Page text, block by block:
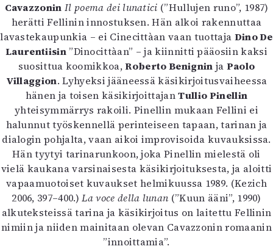
Cavazzonin Il poema dei lunatici (”Hullujen runo”, 1987)
herätti Fellinin innostuksen. Hän alkoi rakennuttaa
lavastekaupunkia – ei Cinecittàan vaan tuottaja Dino De
Laurentiisin”Dinocittàan” – ja kiinnitti pääosiin kaksi
suosittua koomikkoa,Roberto Benignin ja Paolo
Villaggion. Lyhyeksi jääneessä käsikirjoitusvaiheessa
hänen ja toisen käsikirjoittajanTullio Pinellin
yhteisymmärrys rakoili. Pinellin mukaan Fellini ei
halunnut työskennellä perinteiseen tapaan, tarinan ja
dialogin pohjalta, vaan aikoi improvisoida kuvauksissa.
Hän tyytyi tarinarunkoon, joka Pinellin mielestä oli
vielä kaukana varsinaisesta käsikirjoituksesta, ja aloitti
vapaamuotoiset kuvaukset helmikuussa 1989. (Kezich
2006, 397–400.)La voce della lunan (”Kuun ääni”, 1990)
alkuteksteissä tarina ja käsikirjoitus on laitettu Fellinin
nimiin ja niiden mainitaan olevan Cavazzonin romaanin
”innoittamia”.